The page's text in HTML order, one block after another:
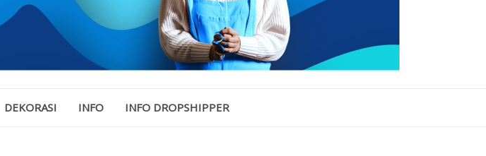
DEKORASI INFO INFO DROPSHIPPER